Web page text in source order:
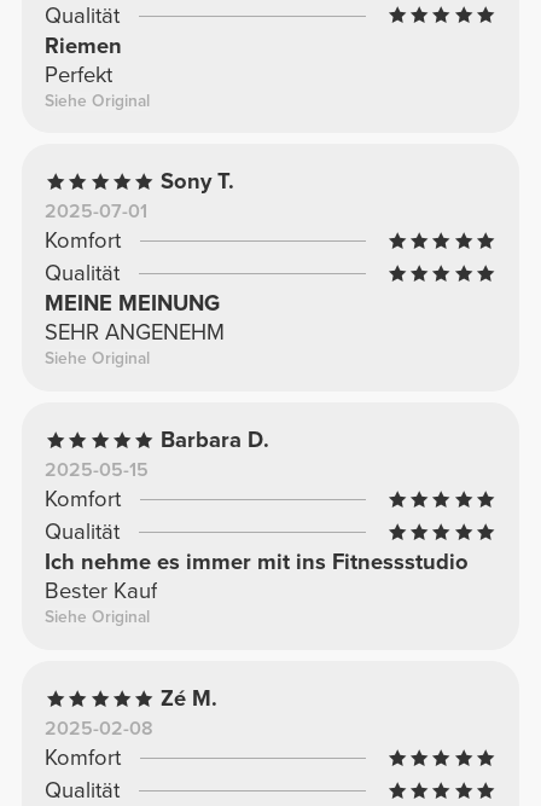
Qualität
Riemen
Perfekt
Siehe Original
Sony T.
2025-07-01
Komfort
Qualität
MEINE MEINUNG
SEHR ANGENEHM
Siehe Original
Barbara D.
2025-05-15
Komfort
Qualität
Ich nehme es immer mit ins Fitnessstudio
Bester Kauf
Siehe Original
Zé M.
2025-02-08
Komfort
Qualität